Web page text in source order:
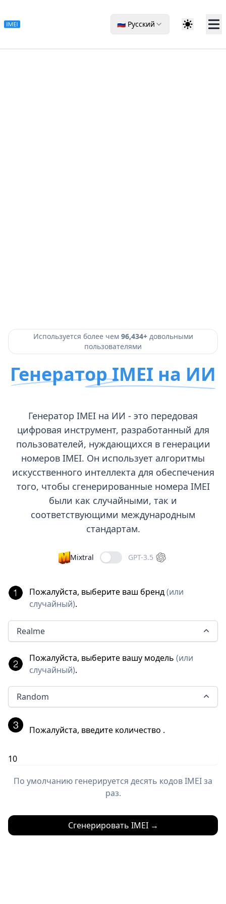
🇷🇺 Русский
Используется более чем 96,434+довольными
пользователями
Генератор IMEI на ИИ
Генератор IMEI на ИИ - это передовая
цифровая инструмент, разработанный для
пользователей, нуждающихся в генерации
номеров IMEI. Он использует алгоритмы
искусственного интеллекта для обеспечения
того, чтобы сгенерированные номера IMEI
были как случайными, так и
соответствующими международным
стандартам.
Mixtral GPT-3.5
Пожалуйста, выберите ваш бренд(или
случайный).
Realme
Пожалуйста, выберите вашу модель (или
случайный).
Random
Пожалуйста, введите количество .
По умолчанию генерируется десять кодов IMEI за
раз.
Сгенерировать IMEI→